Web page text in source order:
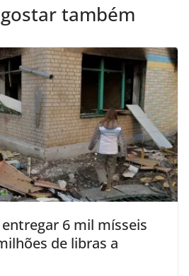
também
6 mil mísseis
de libras a